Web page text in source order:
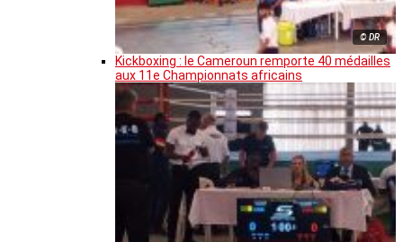
© DR
Kickboxing : le Cameroun remporte 40 médailles
aux 11e Championnats africains